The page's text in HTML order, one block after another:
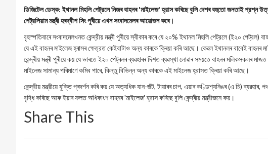
ডিজিটেল ডেস্ক: ইথানল মিহলি পেট্রলে নিজৰ বাহনৰ 'মাইলেজ' হ্রাস কৰিছে বুলি দেশৰ বহুতো জনতাই প্রশ্ন
পেট্রলিয়াম মন্ত্ৰী হৰদ্বীপ সিং পুৰীয়ে এখন সংবাদমেলৰ আয়োজন কৰে।
বৃহস্পতিবাৰে সংবাদমেলখনত কেন্দ্রীয় মন্ত্ৰী পুৰীয়ে স্বীকাৰ কৰে যে ২০% ইথানল মিহলি পেট্রলে (ই২০ পেট্রল)
যে এই বাহনৰ মাইলেজ হ্ৰাসৰ ক্ষেত্রত কেইবাটাও অন্য কাৰকে ক্ৰিয়া কৰি আছে। কেৱল ইথানলৰ বাবেই বাহনৰ
কেন্দ্ৰীয় মন্ত্ৰী পুৰীয়ে কয় যে ভাৰতে ই২০ পেট্ৰলৰ ব্যৱহাৰৰ দিশত ব্যৱস্থা লোৱাৰ সময়তে বাহনৰ মলিকসকলৰ
মাইলেজ সামান্য পৰিমাণে কমিব পাৰে, কিন্তু বিভিন্ন অন্য কাৰকে এই মাইলেজ হ্রাসত ক্ৰিয়া কৰি আছে।
কেন্দ্রীয় মন্ত্রীয়ে যুক্তি প্ৰদৰ্শন কৰি কয় যে অত্যধিক যান-জঁট, টায়াৰৰ চাপ, এয়াৰ কণ্ডিশ্যনিঙৰ (এ চি)
বৃদ্ধি কৰিছে আৰু ইয়াৰ ফলত অধিকাংশ বাহনৰ 'মাইলেজ' হ্রাস কৰিছে বুলি কেন্দ্ৰীয় মন্ত্রীজনে কয়।
Share This